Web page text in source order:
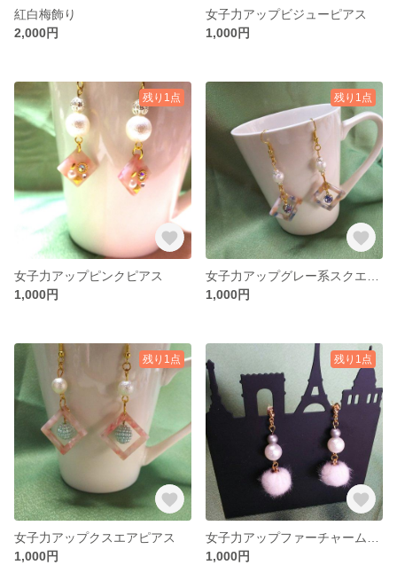
紅白梅飾り
2,000円
女子力アップビジューピアス
1,000円
残り1点
女子力アップピンクピアス
1,000円
残り1点
1,000円
残り1点
女子力アップクスエアピアス
1,000円
残り1点
1,000円